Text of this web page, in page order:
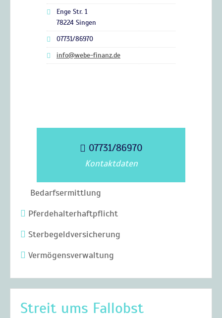
Enge Str. 1
78224 Singen
07731/86970
info@webe-finanz.de
07731/86970
Kontaktdaten
Bedarfsermittlung
Pferdehalterhaftpflicht
Sterbegeldversicherung
Vermögensverwaltung
Streit ums Fallobst